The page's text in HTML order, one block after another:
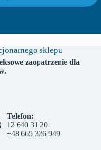
sklepu
zaopatrzenie dla
Telefon:
12 640 31 20
+48 665 326 949